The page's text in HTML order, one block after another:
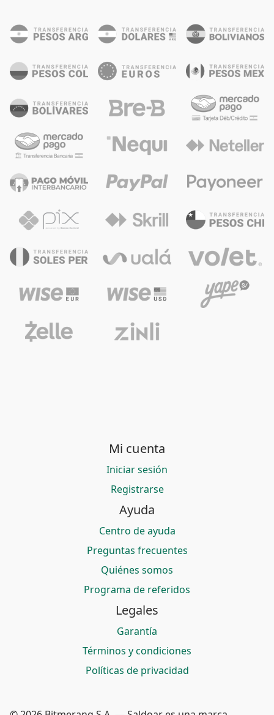
Mi cuenta
Iniciar sesión
Registrarse
Ayuda
Centro de ayuda
Preguntas frecuentes
Quiénes somos
Programa de referidos
Legales
Garantía
Términos y condiciones
Políticas de privacidad